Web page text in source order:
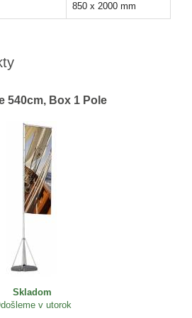
850 x 2000 mm
540cm, Box 1 Pole
Skladom
v utorok